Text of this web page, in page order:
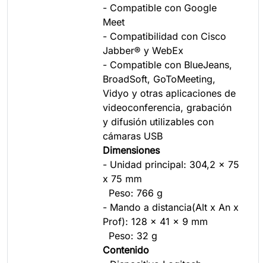
- Compatible con Google
Meet
- Compatibilidad con Cisco
Jabber® y WebEx
- Compatible con BlueJeans,
BroadSoft, GoToMeeting,
Vidyo y otras aplicaciones de
videoconferencia, grabación
y difusión utilizables con
cámaras USB
Dimensiones
- Unidad principal: 304,2 x 75
x 75 mm
Peso: 766 g
- Mando a distancia(Alt x An x
Prof): 128 x 41 x 9 mm
Peso: 32 g
Contenido